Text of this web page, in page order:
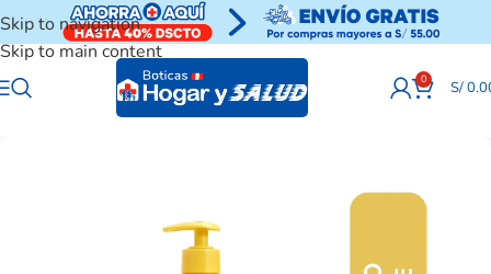
Skip to navigation
Skip to main content
0 S/